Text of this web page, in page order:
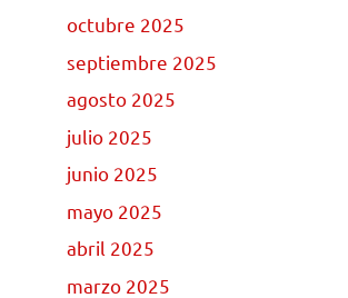
octubre 2025
septiembre 2025
agosto 2025
julio 2025
junio 2025
mayo 2025
abril 2025
marzo 2025